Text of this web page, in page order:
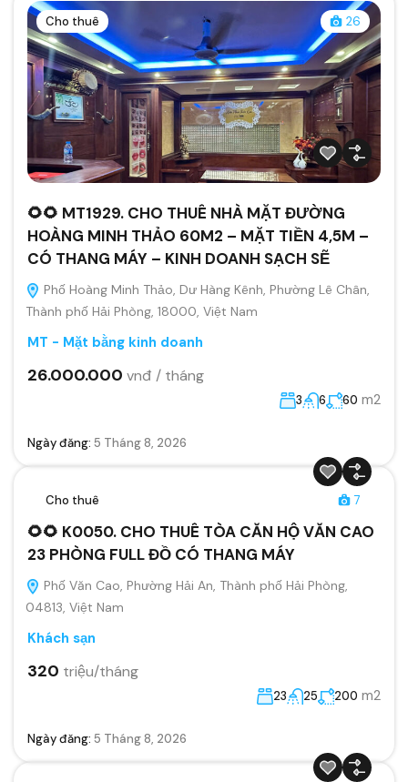
Cho thuê 26
🌻🌻 MT1929. CHO THUÊ NHÀ MẶT ĐƯỜNG
HOÀNG MINH THẢO 60M2 – MẶT TIỀN 4,5M –
CÓ THANG MÁY – KINH DOANH SẠCH SẼ
Phố Hoàng Minh Thảo, Dư Hàng Kênh, Phường Lê Chân,
Thành phố Hải Phòng, 18000, Việt Nam
MT - Mặt bằng kinh doanh
26.000.000 vnđ / tháng
3 6 60 m2
Ngày đăng: 5 Tháng 8, 2026
Cho thuê 7
🌻🌻 K0050. CHO THUÊ TÒA CĂN HỘ VĂN CAO
23 PHÒNG FULL ĐỒ CÓ THANG MÁY
Phố Văn Cao, Phường Hải An, Thành phố Hải Phòng,
04813, Việt Nam
Khách sạn
320 triệu/tháng
23 25 200 m2
Ngày đăng: 5 Tháng 8, 2026